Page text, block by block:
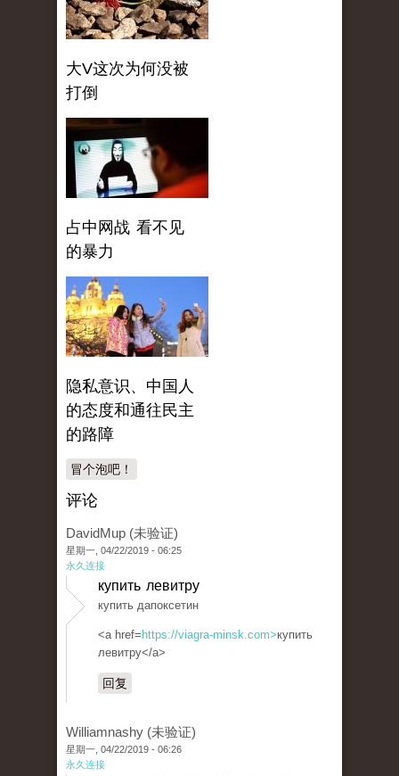
大V这次为何没被
打倒
占中网战 看不见
的暴力
隐私意识、中国人
的态度和通往民主
的路障
冒个泡吧！
评论
DavidMup (未验证)
星期一, 04/22/2019 - 06:25
永久连接
купить левитру
купить дапоксетин
<a href= https://viagra-minsk.com>купить
левитру</a>
回复
Williamnashy (未验证)
星期一, 04/22/2019 - 06:26
永久连接